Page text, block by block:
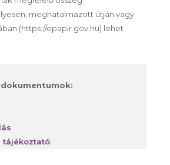
meghatalmazott útján vagy
(https://epapir.gov.hu) lehet
tájékoztató